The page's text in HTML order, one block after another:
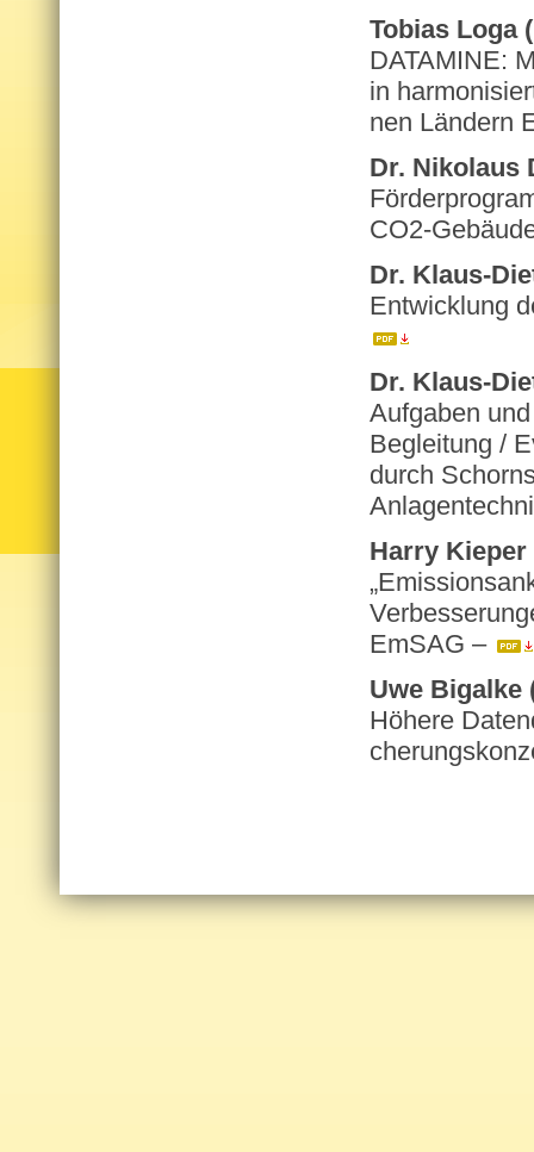
To­bi­as Loga
DA­TA­MI­NE:
in
nen Län­dern
Dr. Ni­ko­laus
CO2-
Dr. Klaus-
Ent­wick­lung
Dr. Klaus-
Auf­ga­ben
Be­glei­tung /
durch
Harry
EmSAG –
Uwe Bi­gal­ke
Hö­he­re